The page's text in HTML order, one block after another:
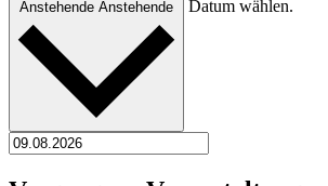
Anstehende Anstehende Datum wählen.